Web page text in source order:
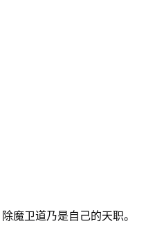
魔卫道乃是自己的天职。